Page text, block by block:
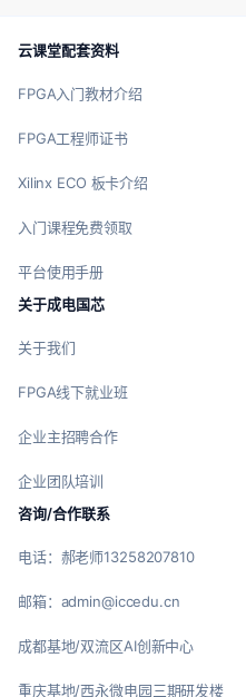
云课堂配套资料
FPGA入门教材介绍
FPGA工程师证书
Xilinx ECO 板卡介绍
入门课程免费领取
平台使用手册
关于成电国芯
关于我们
FPGA线下就业班
企业主招聘合作
企业团队培训
咨询/合作联系
电话：郝老师13258207810
邮箱：admin@iccedu.cn
成都基地/双流区AI创新中心
重庆基地/西永微电园三期研发楼